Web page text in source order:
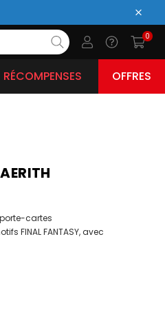
0
RÉCOMPENSES OFFRES
cartes
FINAL FANTASY, avec